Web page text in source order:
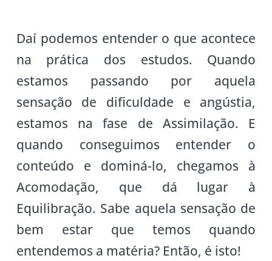
Daí podemos entender o que acontece
na prática dos estudos. Quando
estamos passando por aquela
sensação de dificuldade e angústia,
estamos na fase de Assimilação. E
quando conseguimos entender o
conteúdo e dominá-lo, chegamos à
Acomodação, que dá lugar à
Equilibração. Sabe aquela sensação de
bem estar que temos quando
entendemos a matéria? Então, é isto!